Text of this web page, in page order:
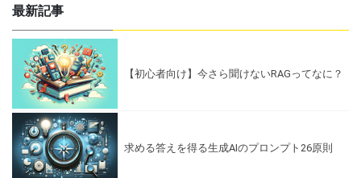
最新記事
【初心者向け】今さら聞けないRAGってなに？
求める答えを得る生成AIのプロンプト26原則